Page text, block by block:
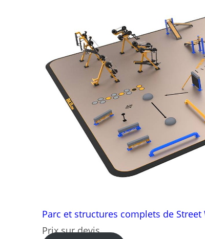
Parc et structures complets de
Prix sur devis